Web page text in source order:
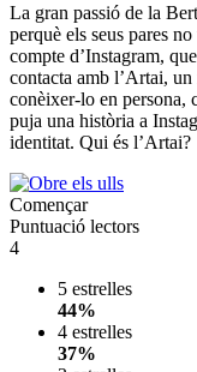
La gran passió de la
perquè els seus pares
compte d’Instagram,
contacta amb l’Artai,
conèixer-lo en persona,
puja una història a
identitat. Qui és l’Artai?
Començar
Puntuació lectors
4
5 estrelles
44%
4 estrelles
37%